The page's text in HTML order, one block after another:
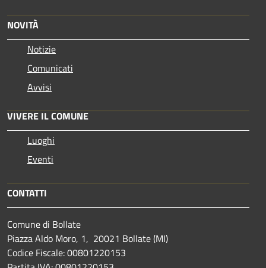
NOVITÀ
Notizie
Comunicati
Avvisi
VIVERE IL COMUNE
Luoghi
Eventi
CONTATTI
Comune di Bollate
Piazza Aldo Moro, 1, 20021 Bollate (MI)
Codice Fiscale: 00801220153